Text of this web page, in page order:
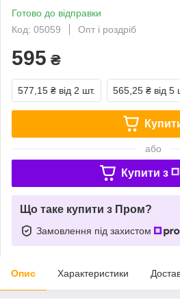
Готово до відправки
Код: 05059
Опт і роздріб
595 ₴
577,15 ₴ від 2 шт. 565,25 ₴ від 5
або
Купити з
Що таке купити з Пром?
Замовлення під захистом
Опис Характеристики